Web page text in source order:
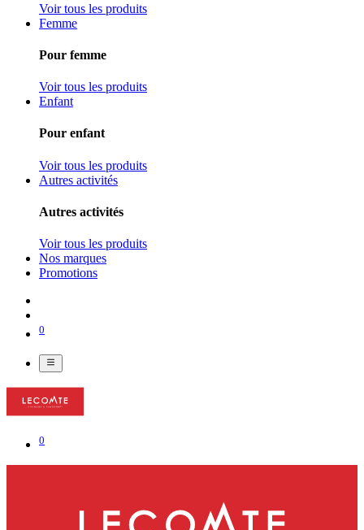
Voir tous les produits
Femme
Pour femme
Voir tous les produits
Enfant
Pour enfant
Voir tous les produits
Autres activités
Autres activités
Voir tous les produits
Nos marques
Promotions
0
0